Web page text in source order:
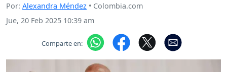
Por: Alexandra Méndez • Colombia.com
Jue, 20 Feb 2025 10:39 am
Comparte en: